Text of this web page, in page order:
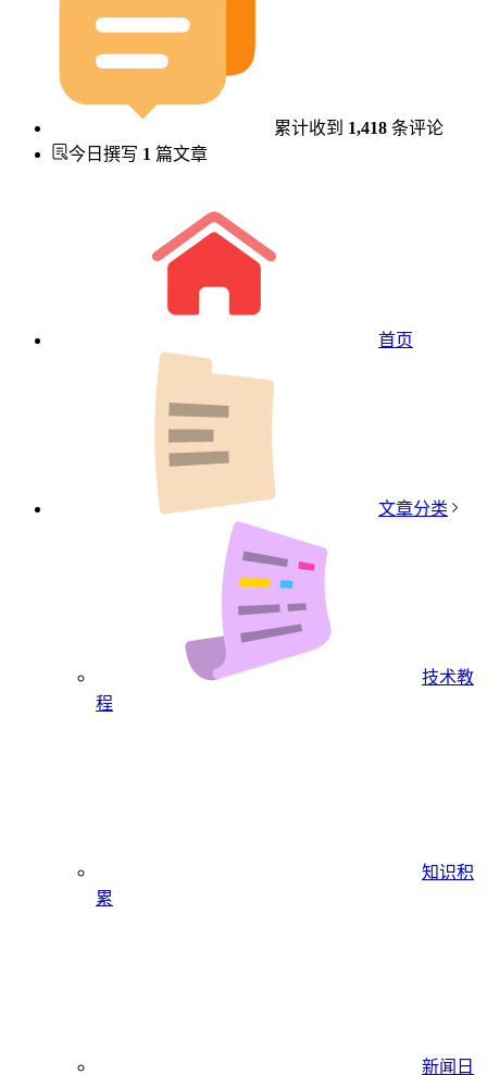
累计收到 1,418 条评论
今日撰写 1 篇文章
首页
文章分类
技术教
程
知识积
累
新闻日